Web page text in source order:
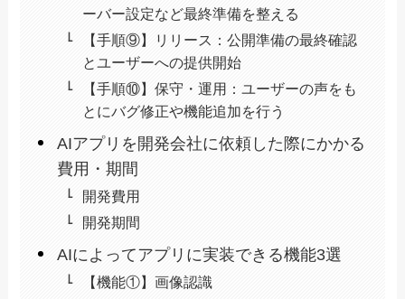
ーバー設定など最終準備を整える
【手順⑨】リリース：公開準備の最終確認
とユーザーへの提供開始
【手順⑩】保守・運用：ユーザーの声をも
とにバグ修正や機能追加を行う
AIアプリを開発会社に依頼した際にかかる
費用・期間
開発費用
開発期間
AIによってアプリに実装できる機能3選
【機能①】画像認識